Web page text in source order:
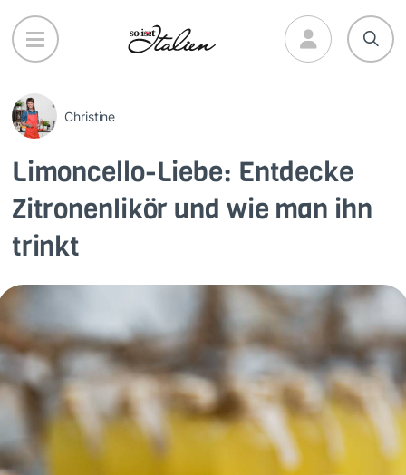
Direkt
zum
Inhalt
Christine
Limoncello-Liebe: Entdecke
Zitronenlikör und wie man ihn
trinkt